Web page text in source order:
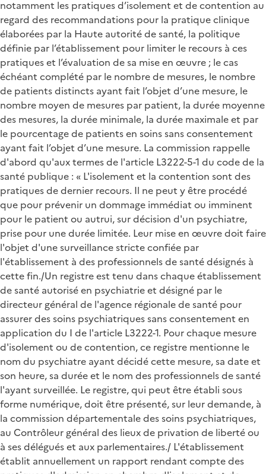
notamment les pratiques d’isolement et de contention au
regard des recommandations pour la pratique clinique
élaborées par la Haute autorité de santé, la politique
définie par l’établissement pour limiter le recours à ces
pratiques et l’évaluation de sa mise en œuvre ; le cas
échéant complété par le nombre de mesures, le nombre
de patients distincts ayant fait l’objet d’une mesure, le
nombre moyen de mesures par patient, la durée moyenne
des mesures, la durée minimale, la durée maximale et par
le pourcentage de patients en soins sans consentement
ayant fait l’objet d’une mesure. La commission rappelle
d'abord qu'aux termes de l'article L3222-5-1 du code de la
santé publique : « L'isolement et la contention sont des
pratiques de dernier recours. Il ne peut y être procédé
que pour prévenir un dommage immédiat ou imminent
pour le patient ou autrui, sur décision d'un psychiatre,
prise pour une durée limitée. Leur mise en œuvre doit faire
l'objet d'une surveillance stricte confiée par
l'établissement à des professionnels de santé désignés à
cette fin./Un registre est tenu dans chaque établissement
de santé autorisé en psychiatrie et désigné par le
directeur général de l'agence régionale de santé pour
assurer des soins psychiatriques sans consentement en
application du I de l'article L3222-1. Pour chaque mesure
d'isolement ou de contention, ce registre mentionne le
nom du psychiatre ayant décidé cette mesure, sa date et
son heure, sa durée et le nom des professionnels de santé
l'ayant surveillée. Le registre, qui peut être établi sous
forme numérique, doit être présenté, sur leur demande, à
la commission départementale des soins psychiatriques,
au Contrôleur général des lieux de privation de liberté ou
à ses délégués et aux parlementaires./ L'établissement
établit annuellement un rapport rendant compte des